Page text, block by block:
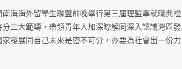
南海海外留學生聯盟前晚舉行第三屆理監事就職典
三大範疇，帶領青年人加深瞭解同深入認識灣區
家發展同自己未來是密不可分，亦要為社會出一份